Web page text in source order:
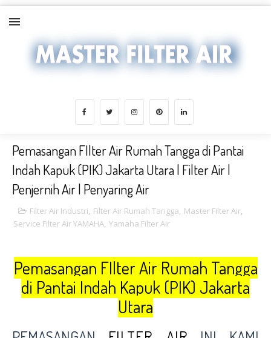
Pemasangan FIlter Air Rumah Tangga di Pantai
Indah Kapuk (PIK) Jakarta Utara | Filter Air |
Penjernih Air | Penyaring Air
Filter Air Industri Filter Air Rumah Tangga Master Filter Air
Service Filter Air YAMAHA Yamaha Filter Air
Pemasangan FIlter Air Rumah Tangga
di Pantai Indah Kapuk (PIK) Jakarta
Utara